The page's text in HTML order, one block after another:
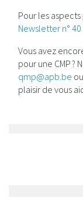
Pour les
Newsletter n° 40
Vous avez
pour une CMP ?
qmp@apb.be
plaisir de vous